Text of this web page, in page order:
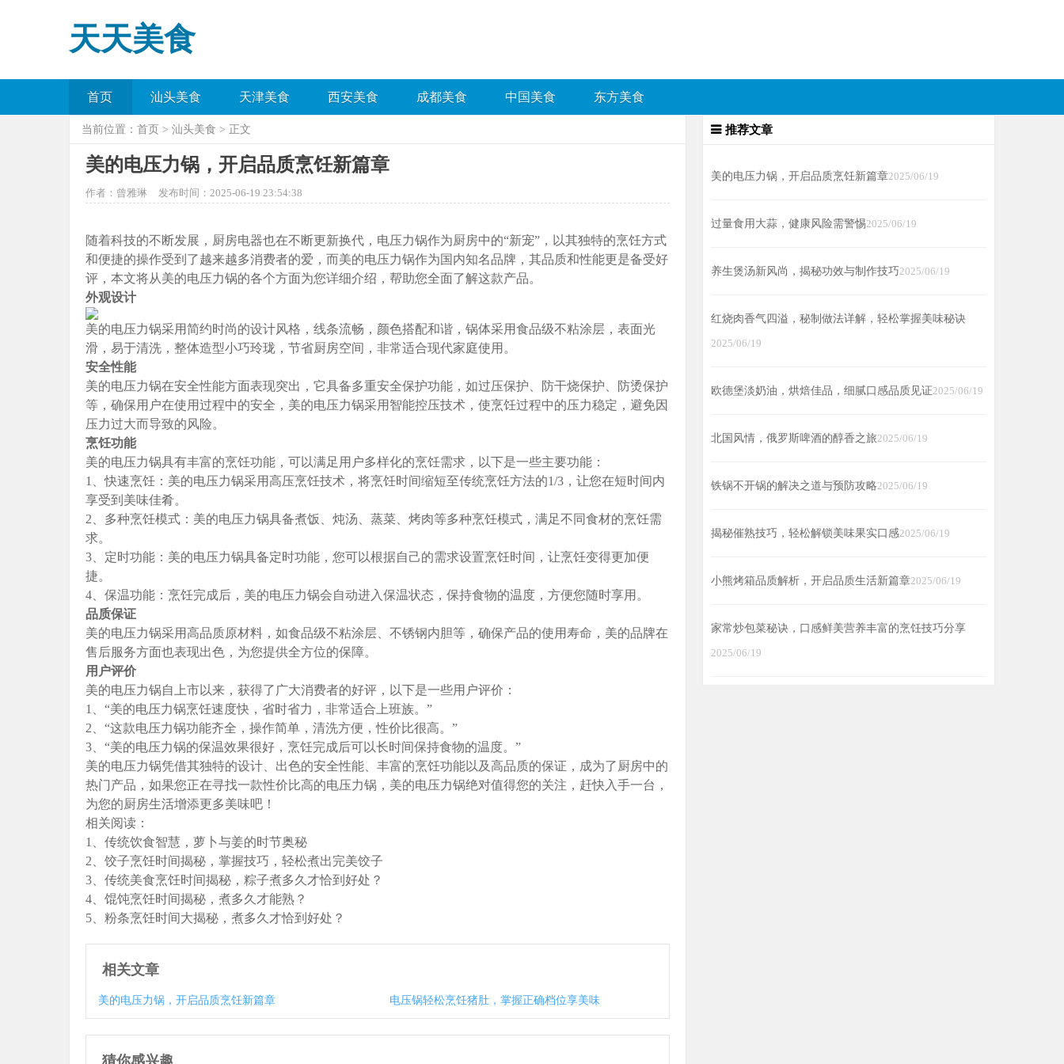
天天美食
首页 汕头美食 天津美食 西安美食 成都美食 中国美食 东方美食
当前位置： 首页 > 汕头美食 > 正文
美的电压力锅，开启品质烹饪新篇章
作者：曾雅琳 发布时间：2025-06-19 23:54:38
随着科技的不断发展，厨房电器也在不断更新换代，电压力锅作为厨房中的“新宠”，以其独特的烹饪方式
和便捷的操作受到了越来越多消费者的爱，而美的电压力锅作为国内知名品牌，其品质和性能更是备受好
评，本文将从美的电压力锅的各个方面为您详细介绍，帮助您全面了解这款产品。
外观设计
美的电压力锅采用简约时尚的设计风格，线条流畅，颜色搭配和谐，锅体采用食品级不粘涂层，表面光
滑，易于清洗，整体造型小巧玲珑，节省厨房空间，非常适合现代家庭使用。
安全性能
美的电压力锅在安全性能方面表现突出，它具备多重安全保护功能，如过压保护、防干烧保护、防烫保护
等，确保用户在使用过程中的安全，美的电压力锅采用智能控压技术，使烹饪过程中的压力稳定，避免因
压力过大而导致的风险。
烹饪功能
美的电压力锅具有丰富的烹饪功能，可以满足用户多样化的烹饪需求，以下是一些主要功能：
1、快速烹饪：美的电压力锅采用高压烹饪技术，将烹饪时间缩短至传统烹饪方法的1/3，让您在短时间内
享受到美味佳肴。
2、多种烹饪模式：美的电压力锅具备煮饭、炖汤、蒸菜、烤肉等多种烹饪模式，满足不同食材的烹饪需
求。
3、定时功能：美的电压力锅具备定时功能，您可以根据自己的需求设置烹饪时间，让烹饪变得更加便
捷。
4、保温功能：烹饪完成后，美的电压力锅会自动进入保温状态，保持食物的温度，方便您随时享用。
品质保证
美的电压力锅采用高品质原材料，如食品级不粘涂层、不锈钢内胆等，确保产品的使用寿命，美的品牌在
售后服务方面也表现出色，为您提供全方位的保障。
用户评价
美的电压力锅自上市以来，获得了广大消费者的好评，以下是一些用户评价：
1、“美的电压力锅烹饪速度快，省时省力，非常适合上班族。”
2、“这款电压力锅功能齐全，操作简单，清洗方便，性价比很高。”
3、“美的电压力锅的保温效果很好，烹饪完成后可以长时间保持食物的温度。”
美的电压力锅凭借其独特的设计、出色的安全性能、丰富的烹饪功能以及高品质的保证，成为了厨房中的
热门产品，如果您正在寻找一款性价比高的电压力锅，美的电压力锅绝对值得您的关注，赶快入手一台，
为您的厨房生活增添更多美味吧！
相关阅读：
1、传统饮食智慧，萝卜与姜的时节奥秘
2、饺子烹饪时间揭秘，掌握技巧，轻松煮出完美饺子
3、传统美食烹饪时间揭秘，粽子煮多久才恰到好处？
4、馄饨烹饪时间揭秘，煮多久才能熟？
5、粉条烹饪时间大揭秘，煮多久才恰到好处？
相关文章
美的电压力锅，开启品质烹饪新篇章 电压锅轻松烹饪猪肚，掌握正确档位享美味
推荐文章
美的电压力锅，开启品质烹饪新篇章2025/06/19
过量食用大蒜，健康风险需警惕2025/06/19
养生煲汤新风尚，揭秘功效与制作技巧2025/06/19
红烧肉香气四溢，秘制做法详解，轻松掌握美味秘诀
2025/06/19
欧德堡淡奶油，烘焙佳品，细腻口感品质见证2025/06/19
北国风情，俄罗斯啤酒的醇香之旅2025/06/19
铁锅不开锅的解决之道与预防攻略2025/06/19
揭秘催熟技巧，轻松解锁美味果实口感2025/06/19
小熊烤箱品质解析，开启品质生活新篇章2025/06/19
家常炒包菜秘诀，口感鲜美营养丰富的烹饪技巧分享
2025/06/19